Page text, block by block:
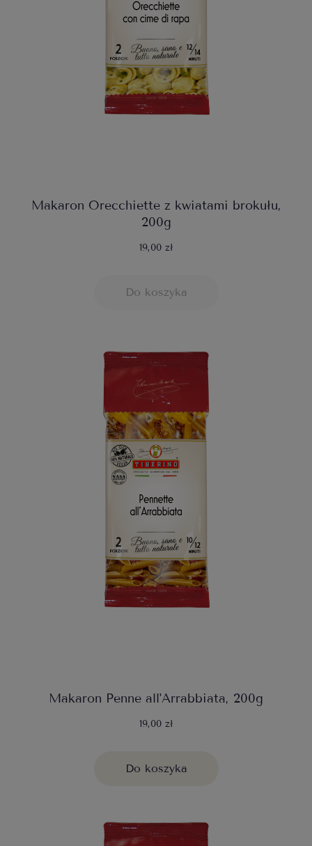
Makaron Orecchiette z kwiatami brokułu,
200g
19,00 zł
Do koszyka
Makaron Penne all'Arrabbiata, 200g
19,00 zł
Do koszyka